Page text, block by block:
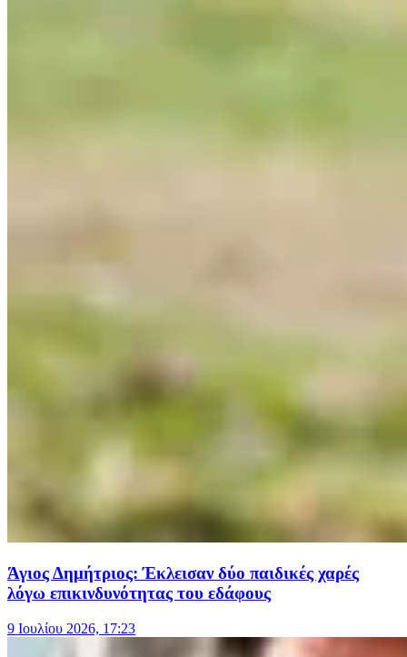
Άγιος Δημήτριος: Έκλεισαν δύο παιδικές χαρές
λόγω επικινδυνότητας του εδάφους
9 Ιουλίου 2026, 17:23